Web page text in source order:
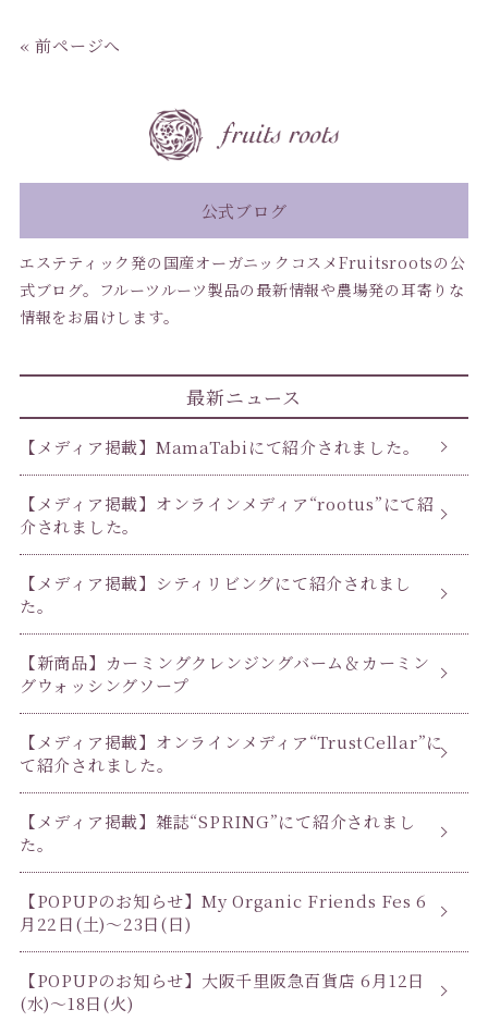
« 前ページへ
公式ブログ
エステティック発の国産オーガニックコスメFruitsrootsの公
式ブログ。フルーツルーツ製品の最新情報や農場発の耳寄りな
情報をお届けします。
最新ニュース
【メディア掲載】MamaTabiにて紹介されました。
【メディア掲載】オンラインメディア“rootus”にて紹
介されました。
【メディア掲載】シティリビングにて紹介されまし
た。
【新商品】カーミングクレンジングバーム＆カーミン
グウォッシングソープ
【メディア掲載】オンラインメディア“TrustCellar”に
て紹介されました。
【メディア掲載】雑誌“SPRING”にて紹介されまし
た。
【POPUPのお知らせ】My Organic Friends Fes 6
月22日(土)〜23日(日)
【POPUPのお知らせ】大阪千里阪急百貨店 6月12日
(水)〜18日(火)